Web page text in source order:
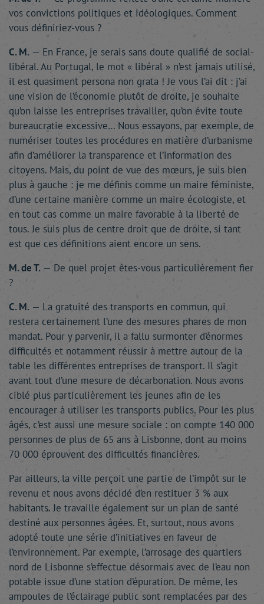
vos convictions politiques et idéologiques. Comment
vous définiriez-vous ?
C. M. — En France, je serais sans doute qualifié de social-
libéral. Au Portugal, le mot « libéral » n’est jamais utilisé,
il est quasiment persona non grata ! Je vous l’ai dit : j’ai
une vision de l’économie plutôt de droite, je souhaite
qu’on laisse les entreprises travailler, qu’on évite toute
bureaucratie excessive… Nous essayons, par exemple, de
numériser toutes les procédures en matière d’urbanisme
afin d’améliorer la transparence et l’information des
citoyens. Mais, du point de vue des mœurs, je suis bien
plus à gauche : je me définis comme un maire féministe,
d’une certaine manière comme un maire écologiste, et
en tout cas comme un maire favorable à la liberté de
tous. Je suis plus de centre droit que de droite, si tant
est que ces définitions aient encore un sens.
M. de T. — De quel projet êtes-vous particulièrement fier
?
C. M. — La gratuité des transports en commun, qui
restera certainement l’une des mesures phares de mon
mandat. Pour y parvenir, il a fallu surmonter d’énormes
difficultés et notamment réussir à mettre autour de la
table les différentes entreprises de transport. Il s’agit
avant tout d’une mesure de décarbonation. Nous avons
ciblé plus particulièrement les jeunes afin de les
encourager à utiliser les transports publics. Pour les plus
âgés, c’est aussi une mesure sociale : on compte 140 000
personnes de plus de 65 ans à Lisbonne, dont au moins
70 000 éprouvent des difficultés financières.
Par ailleurs, la ville perçoit une partie de l’impôt sur le
revenu et nous avons décidé d’en restituer 3 % aux
habitants. Je travaille également sur un plan de santé
destiné aux personnes âgées. Et, surtout, nous avons
adopté toute une série d’initiatives en faveur de
l’environnement. Par exemple, l’arrosage des quartiers
nord de Lisbonne s’effectue désormais avec de l’eau non
potable issue d’une station d’épuration. De même, les
ampoules de l’éclairage public sont remplacées par des